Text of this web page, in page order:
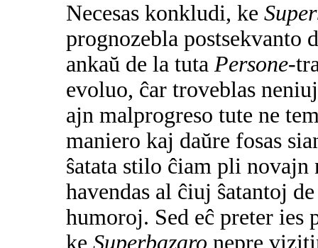
Necesas konkludi, ke
prognozebla postsekvanto
ankaŭ de la tuta Persone-
evoluo, ĉar troveblas
ajn malprogreso tute ne
maniero kaj daŭre fosas
ŝatata stilo ĉiam pli novajn
havendas al ĉiuj ŝatantoj
humoroj. Sed eĉ preter ies
ke Superbazaro nepre